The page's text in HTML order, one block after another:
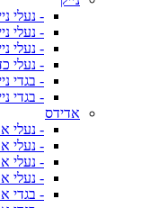
- נעלי
- נעלי
- נעלי
- נעלי
- בגדי
- בגדי
אדידס
- נעלי
- נעלי
- נעלי
- נעלי
- בגדי